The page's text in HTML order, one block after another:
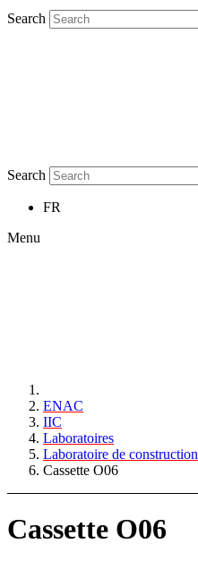
Search
Search
FR
Menu
ENAC
IIC
Laboratoires
Laboratoire de
Cassette O06
Cassette O06